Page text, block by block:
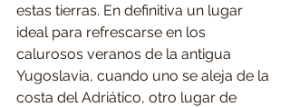
estas tierras. En definitiva un lugar
ideal para refrescarse en los
calurosos veranos de la antigua
Yugoslavia, cuando uno se aleja de la
costa del Adriático, otro lugar de